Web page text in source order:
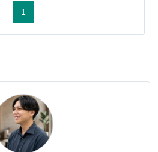
1